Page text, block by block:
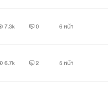
7.3k 0 6 หน้า
6.7k 2 5 หน้า